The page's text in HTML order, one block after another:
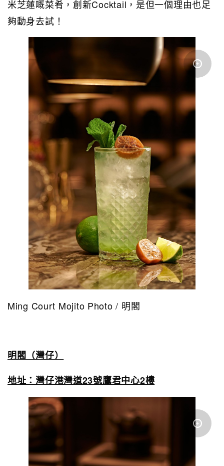
米芝蓮嘅菜肴，創新Cocktail，是但一個理由也足
夠動身去試！
Ming Court Mojito Photo / 明閣
明閣（灣仔）
地址：灣仔港灣道23號鷹君中心2樓